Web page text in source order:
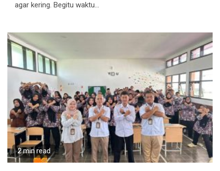
agar kering. Begitu waktu...
2 min read